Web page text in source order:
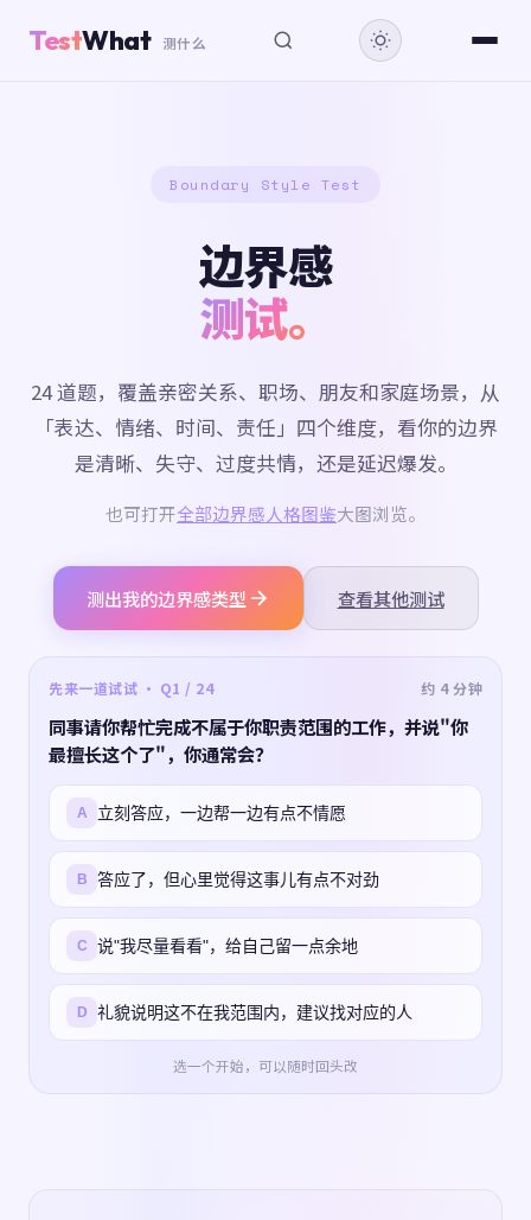
TestWhat 测什么
Boundary Style Test
边界感
测试。
24 道题，覆盖亲密关系、职场、朋友和家庭场景，从
「表达、情绪、时间、责任」四个维度，看你的边界
是清晰、失守、过度共情，还是延迟爆发。
也可打开全部边界感人格图鉴大图浏览。
测出我的边界感类型 查看其他测试
先来一道试试 · Q1 / 24 约 4 分钟
同事请你帮忙完成不属于你职责范围的工作，并说"你
最擅长这个了"，你通常会？
A 立刻答应，一边帮一边有点不情愿
B 答应了，但心里觉得这事儿有点不对劲
C 说"我尽量看看"，给自己留一点余地
D 礼貌说明这不在我范围内，建议找对应的人
选一个开始，可以随时回头改